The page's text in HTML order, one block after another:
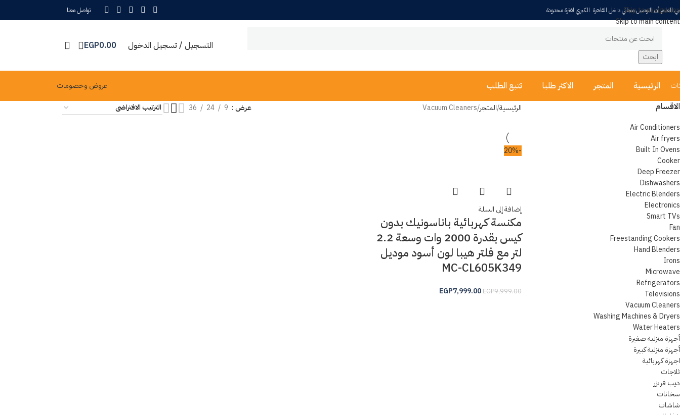
Skip to navigation
Skip to main content
العلم أن التوصيل مجاني داخل القاهرة الكبري لفترة محدودة تواصل معنا
ابحث
التسجيل / تسجيل الدخول EGP0.00
الرئيسية المتجر الاكثر طلبا تتبع الطلب عروض وخصومات
الاقسام
Air Conditioners
Air fryers
Built In Ovens
Cooker
Deep Freezer
Dishwashers
Electric Blenders
Electronics
Smart TVs
Fan
Freestanding Cookers
Hand Blenders
Irons
Microwave
Refrigerators
Televisions
Vacuum Cleaners
Washing Machines & Dryers
Water Heaters
أجهزة منزلية صغيرة
أجهزة منزلية كبيرة
اجهزة كهربائية
ثلاجات
ديب فريزر
سخانات
شاشات
الرئيسية المتجر Vacuum Cleaners عرض 9
24
36
-20%
إضافة إلى السلة
مكنسة كهربائية باناسونيك بدون
كيس بقدرة 2000 وات وسعة 2.2
لتر مع فلتر هيبا لون أسود موديل
MC-CL605K349
EGP9,999.00
EGP7,999.00